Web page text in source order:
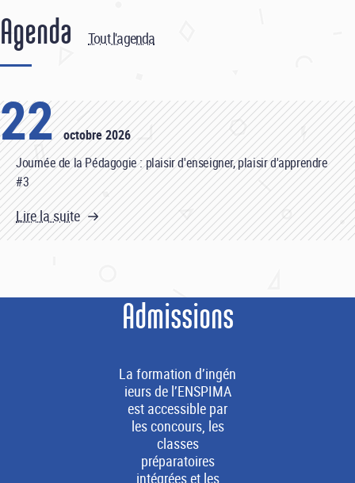
Agenda Tout l'agenda
22 octobre 2026
Journée de la Pédagogie : plaisir d'enseigner, plaisir d'apprendre
#3
Lire la suite
Admissions
La formation d’ingén
ieurs de l’ENSPIMA
est accessible par
les concours, les
classes
préparatoires
intégrées et les